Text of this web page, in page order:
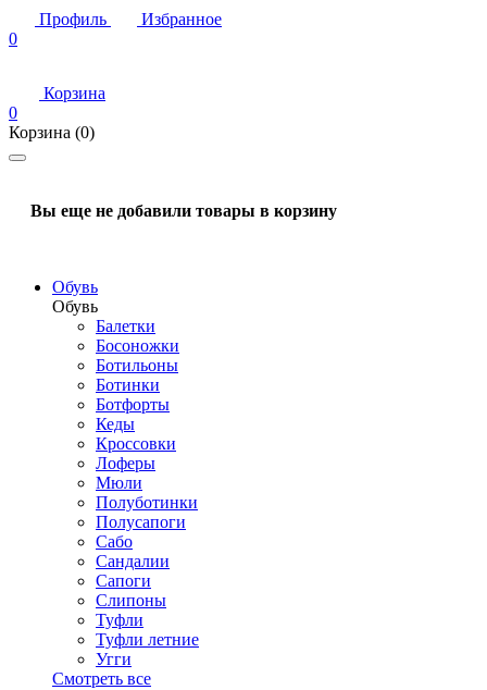
Профиль
Избранное
0
Корзина
0
Корзина (0)
Вы еще не добавили товары в корзину
Обувь
Обувь
Балетки
Босоножки
Ботильоны
Ботинки
Ботфорты
Кеды
Кроссовки
Лоферы
Мюли
Полуботинки
Полусапоги
Сабо
Сандалии
Сапоги
Слипоны
Туфли
Туфли летние
Угги
Смотреть все